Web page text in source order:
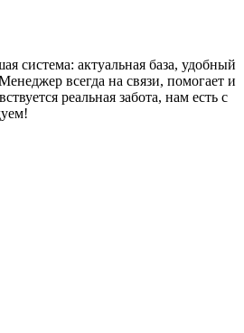
система: актуальная база, удобный
всегда на связи, помогает и
реальная забота, нам есть с